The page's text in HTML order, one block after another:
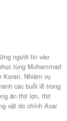
người tin vào
tùng Muhammad
Koran. Nhiệm vụ
các buổi lễ trong
ăn thịt lợn, thịt
vật do chính Acar